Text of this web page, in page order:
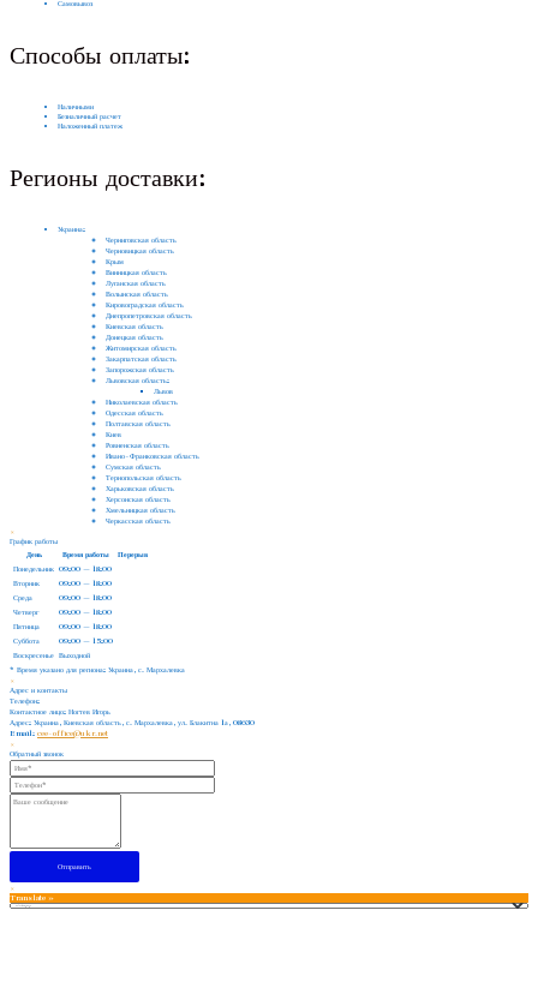
Самовывоз
Способы оплаты:
Наличными
Безналичный расчет
Наложенный платеж
Регионы доставки:
Украина:
Черниговская область
Черновицкая область
Крым
Винницкая область
Луганская область
Волынская область
Кировоградская область
Днепропетровская область
Киевская область
Донецкая область
Житомирская область
Закарпатская область
Запорожская область
Львовская область:
Львов
Николаевская область
Одесская область
Полтавская область
Киев
Ровненская область
Ивано-Франковская область
Сумская область
Тернопольская область
Харьковская область
Херсонская область
Хмельницкая область
Черкасская область
×
График работы
День
Время работы
Перерыв
Понедельник 09:00 — 18:00
Вторник
09:00 — 18:00
Среда
09:00 — 18:00
Четверг
09:00 — 18:00
Пятница
09:00 — 18:00
Суббота
09:00 — 15:00
Воскресенье Выходной
* Время указано для региона: Украина, с. Мархалевка
×
Адрес и контакты
Телефон:
Контактное лицо: Ногтев Игорь
Адрес: Украина, Киевская область, с. Мархалевка, ул. Блакитна 1а, 08630
Email: cee-office@ukr.net
×
Обратный звонок
×
Translate »